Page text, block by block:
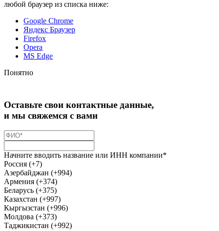
любой браузер из списка ниже:
Google Chrome
Яндекс Браузер
Firefox
Opera
MS Edge
Понятно
Оставьте свои контактные данные,
и мы свяжемся с вами
Начните вводить название или ИНН компании*
Россия (+7)
Азербайджан (+994)
Армения (+374)
Беларусь (+375)
Казахстан (+997)
Кыргызстан (+996)
Молдова (+373)
Таджикистан (+992)